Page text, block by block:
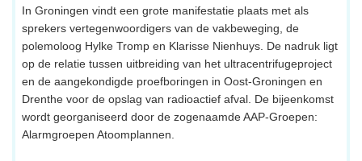
In Groningen vindt een grote manifestatie plaats met als
sprekers vertegenwoordigers van de vakbeweging, de
polemoloog Hylke Tromp en Klarisse Nienhuys. De nadruk ligt
op de relatie tussen uitbreiding van het ultracentrifugeproject
en de aangekondigde proefboringen in Oost-Groningen en
Drenthe voor de opslag van radioactief afval. De bijeenkomst
wordt georganiseerd door de zogenaamde AAP-Groepen:
Alarmgroepen Atoomplannen.